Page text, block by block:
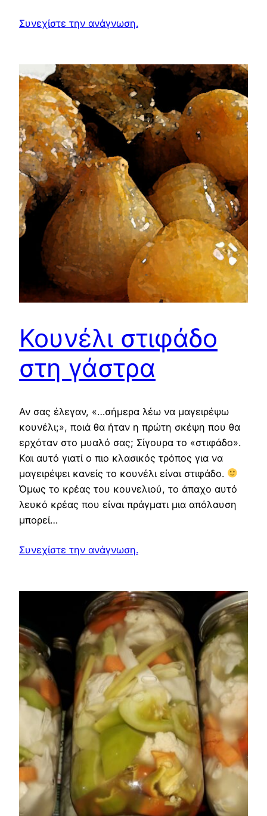
Συνεχίστε την ανάγνωση.
Κουνέλι στιφάδο
στη γάστρα
Αν σας έλεγαν, «…σήμερα λέω να μαγειρέψω
κουνέλι;», ποιά θα ήταν η πρώτη σκέψη που θα
ερχόταν στο μυαλό σας; Σίγουρα το «στιφάδο».
Και αυτό γιατί ο πιο κλασικός τρόπος για να
μαγειρέψει κανείς το κουνέλι είναι στιφάδο.
Όμως το κρέας του κουνελιού, το άπαχο αυτό
λευκό κρέας που είναι πράγματι μια απόλαυση
μπορεί…
Συνεχίστε την ανάγνωση.